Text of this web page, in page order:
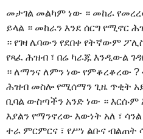
መታገል መልካም ነው ። መከራ
ይላል ። መከራን እንደ ሰርግ የሚኖር
። የገዛ ሌባውን የደበቀ የትኛውም
የጻፈ ሕዝብ ፣ በሬ ካራጁ እንዲውል
። ለማንና ለምን ነው የምቆረቆረው
ሕዝብ መስሎ የሚሰማን ጊዜ ጥቂት
ቢባል ውስጣችን አንድ ነው ። እርሱም
እያልን የማንኖረው እውነት አለ ፣
ተራ ምርምርና ፣ የሥነ ልቡና ብልጠት